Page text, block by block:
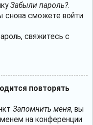
Забыли пароль?.
снова сможете войти
свяжитесь с
повторять
Запомнить меня, вы
на конференции